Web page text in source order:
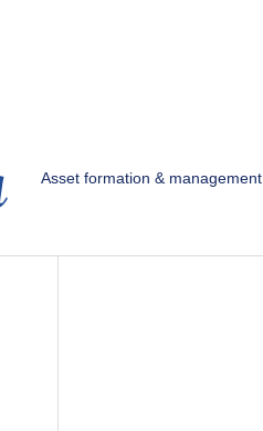
Asset formation & management